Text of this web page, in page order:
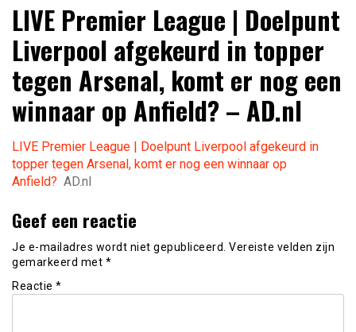
LIVE Premier League | Doelpunt
Liverpool afgekeurd in topper
tegen Arsenal, komt er nog een
winnaar op Anfield? – AD.nl
LIVE Premier League | Doelpunt Liverpool afgekeurd in
topper tegen Arsenal, komt er nog een winnaar op
Anfield? AD.nl
Geef een reactie
Je e-mailadres wordt niet gepubliceerd. Vereiste velden zijn
gemarkeerd met *
Reactie *